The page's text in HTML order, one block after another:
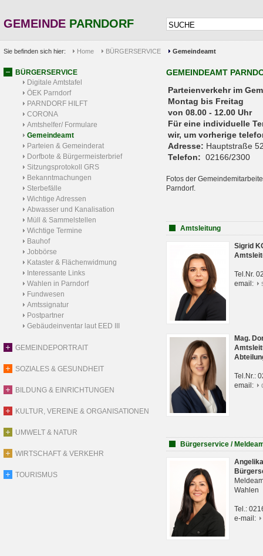
GEMEINDE PARNDORF
Sie befinden sich hier: Home BÜRGERSERVICE Gemeindeamt
BÜRGERSERVICE
Digitale Amtstafel
ÖEK Parndorf
PARNDORF HILFT
CORONA
Amtshelfer/ Formulare
Gemeindeamt
Parteien & Gemeinderat
Dorfbote & Bürgermeisterbrief
Sitzungsprotokoll GRS
Bekanntmachungen
Sterbefälle
Wichtige Adressen
Abwasser und Kanalisation
Müll & Sammelstellen
Wichtige Termine
Bauhof
Jobbörse
Kataster & Flächenwidmung
Interessante Links
Wahlen in Parndorf
Fundwesen
Amtssignatur
Postpartner
Gebäudeinventar laut EED III
GEMEINDEPORTRAIT
SOZIALES & GESUNDHEIT
BILDUNG & EINRICHTUNGEN
KULTUR, VEREINE & ORGANISATIONEN
UMWELT & NATUR
WIRTSCHAFT & VERKEHR
TOURISMUS
GEMEINDEAMT
Parteienverkehr
Montag bis Freitag
von 08.00 - 12.00 Uhr
Für eine individuelle
wir, um vorherige
Adresse: Hauptstraße
Telefon: 02166/2300
Fotos der
Parndorf.
Amtsleitung
Sigrid
Tel.Nr.
email:
Mag.
Tel.Nr.:
email:
Bürgerservice /
Wahlen
Tel.:
e-mail: